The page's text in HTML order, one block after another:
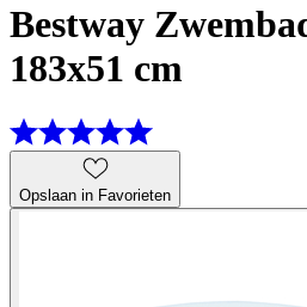
Bestway
183x51 cm
Opslaan in Favorieten